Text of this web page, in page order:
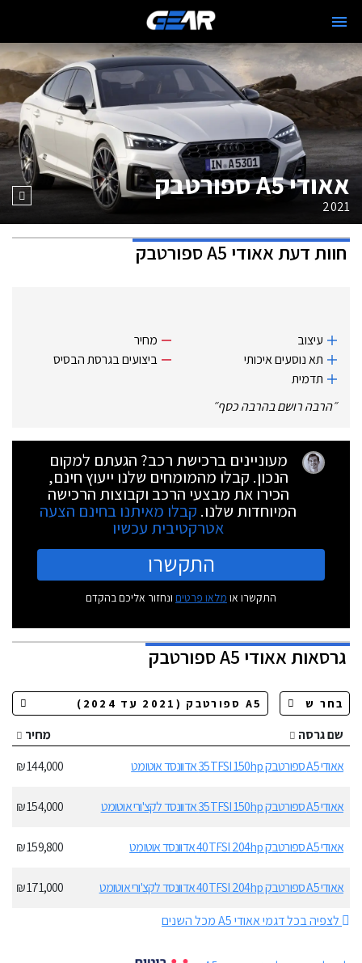
אאודי A5 ספורטבק
2021
חוות דעתאאודי A5 ספורטבק
עיצוב
תא נוסעים איכותי
תדמית
מחיר
ביצועים בגרסת הבסיס
״הרבה רושם בהרבה כסף״
מעוניינים ברכישת רכב? הגעתם למקום
הנכון. קבלו מהמומחים שלנו ייעוץ חינם,
הכירו את מבצעי הרכב וקבוצות הרכישה
המיוחדות שלנו. קבלו מאיתנו בחינם הצעה
אטרקטיבית עכשיו
התקשרו
התקשרו או מלאו פרטים ונחזור אליכם בהקדם
גרסאותאאודי A5 ספורטבק
שם גרסה
מחיר
אאודי A5 ספורטבק 35TFSI 150hp אדוונסד אוטומט
144,000 ₪
אאודי A5 ספורטבק 35TFSI 150hp אדוונסד לקצ'ורי אוטומט 154,000 ₪
אאודי A5 ספורטבק 40TFSI 204hp אדוונסד אוטומט 159,800 ₪
אאודי A5 ספורטבק 40TFSI 204hp אדוונסד לקצ'ורי אוטומט
171,000 ₪
לצפיה בכל דגמי אאודי A5 מכל השנים